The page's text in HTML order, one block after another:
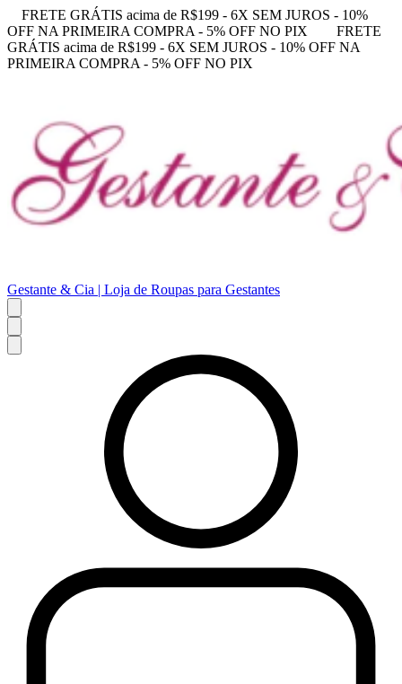
FRETE GRÁTIS acima de R$199 - 6X SEM JUROS - 10%
OFF NA PRIMEIRA COMPRA - 5% OFF NO PIX
FRETE
GRÁTIS acima de R$199 - 6X SEM JUROS - 10% OFF NA
PRIMEIRA COMPRA - 5% OFF NO PIX
Gestante & Cia | Loja de Roupas para Gestantes